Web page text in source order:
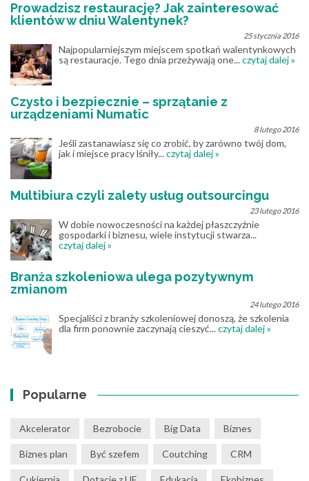
Prowadzisz restaurację? Jak zainteresować
klientów w dniu Walentynek?
25 stycznia 2016
Najpopularniejszym miejscem spotkań walentynkowych
są restauracje. Tego dnia przeżywają one...czytaj dalej »
Czysto i bezpiecznie – sprzątanie z
urządzeniami Numatic
8 lutego 2016
Jeśli zastanawiasz się co zrobić, by zarówno twój dom,
jak i miejsce pracy lśniły...czytaj dalej »
Multibiura czyli zalety usług outsourcingu
23 lutego 2016
W dobie nowoczesności na każdej płaszczyźnie
gospodarki i biznesu, wiele instytucji stwarza...
czytaj dalej »
Branża szkoleniowa ulega pozytywnym
zmianom
24 lutego 2016
Specjaliści z branży szkoleniowej donoszą, że szkolenia
dla firm ponownie zaczynają cieszyć...czytaj dalej »
Popularne
Akcelerator Bezrobocie Big Data Biznes
Biznes plan Być szefem Coutching CRM